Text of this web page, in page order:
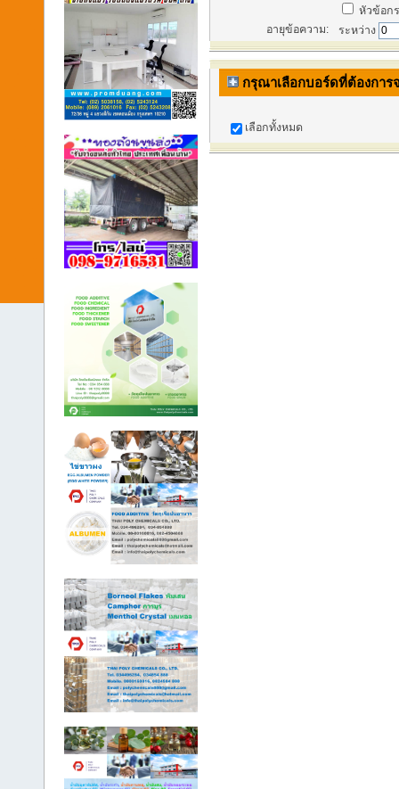
หัวข้อก
อายุข้อความ:
ระหว่าง
กรุณาเลือกบอร์ดที่ต้องกา
เลือกทั้งหมด